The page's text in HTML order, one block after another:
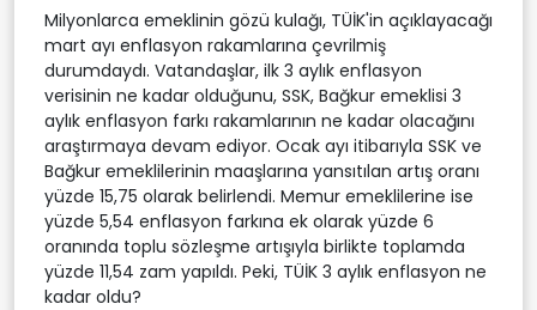
Milyonlarca emeklinin gözü kulağı, TÜİK'in açıklayacağı
mart ayı enflasyon rakamlarına çevrilmiş
durumdaydı. Vatandaşlar, ilk 3 aylık enflasyon
verisinin ne kadar olduğunu, SSK, Bağkur emeklisi 3
aylık enflasyon farkı rakamlarının ne kadar olacağını
araştırmaya devam ediyor. Ocak ayı itibarıyla SSK ve
Bağkur emeklilerinin maaşlarına yansıtılan artış oranı
yüzde 15,75 olarak belirlendi. Memur emeklilerine ise
yüzde 5,54 enflasyon farkına ek olarak yüzde 6
oranında toplu sözleşme artışıyla birlikte toplamda
yüzde 11,54 zam yapıldı. Peki, TÜİK 3 aylık enflasyon ne
kadar oldu?